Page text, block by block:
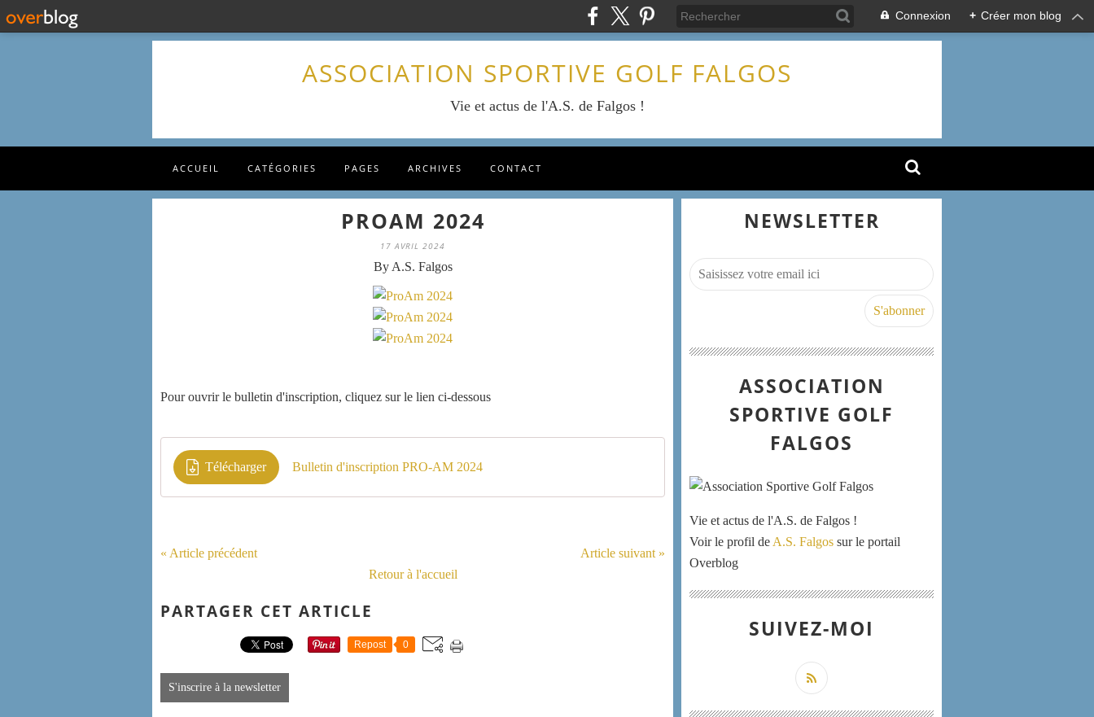
Connexion + Créer mon blog
ASSOCIATION SPORTIVE GOLF FALGOS
Vie et actus de l'A.S. de Falgos !
ACCUEIL CATÉGORIES PAGES ARCHIVES CONTACT
PROAM 2024
17 AVRIL 2024
By A.S. Falgos
Pour ouvrir le bulletin d'inscription, cliquez sur le lien ci-dessous
Télécharger Bulletin d'inscription PRO-AM 2024
« Article précédent
Article suivant »
Retour à l'accueil
PARTAGER CET ARTICLE
Repost 0
S'inscrire à la newsletter
NEWSLETTER
ASSOCIATION
SPORTIVE GOLF
FALGOS
Vie et actus de l'A.S. de Falgos !
Voir le profil de A.S. Falgos sur le portail
Overblog
SUIVEZ-MOI